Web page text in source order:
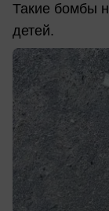
Такие бомбы
детей.